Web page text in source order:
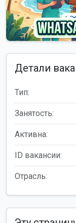
Детали
Тип:
Занятость:
Активна:
ID вакансии:
Отрасль: